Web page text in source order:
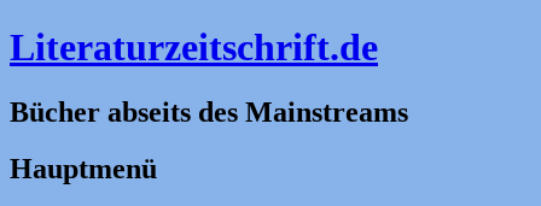
Literaturzeitschrift.de
Bücher abseits des Mainstreams
Hauptmenü